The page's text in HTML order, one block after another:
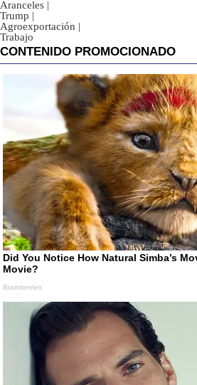
Aranceles |
Trump |
Agroexportación |
Trabajo